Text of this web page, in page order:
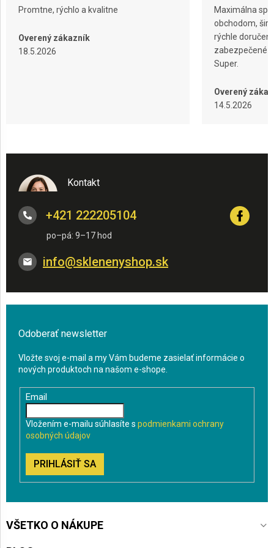
Promtne, rýchlo a kvalitne
Overený zákazník
18.5.2026
Maximálna
obchodom,
rýchle
zabezpečené
Super.
Overený
14.5.2026
Kontakt
info@sklenenyshop.sk
+421 222205104
Odoberať newsletter
Vložte svoj e-mail a my Vám budeme zasielať informácie o
nových produktoch na našom e-shope.
Email
Vložením e-mailu súhlasíte s podmienkami ochrany
osobných údajov
PRIHLÁSIŤ SA
VŠETKO O NÁKUPE